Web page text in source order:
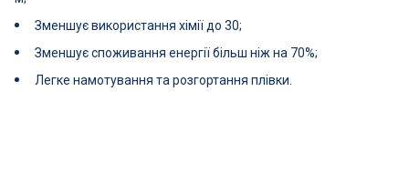
Корисні дрібнички
Розпродаж
Зменшує використання хімії до 30;
Зменшує споживання енергії більш ніж на 70%;
Легке намотування та розгортання плівки.